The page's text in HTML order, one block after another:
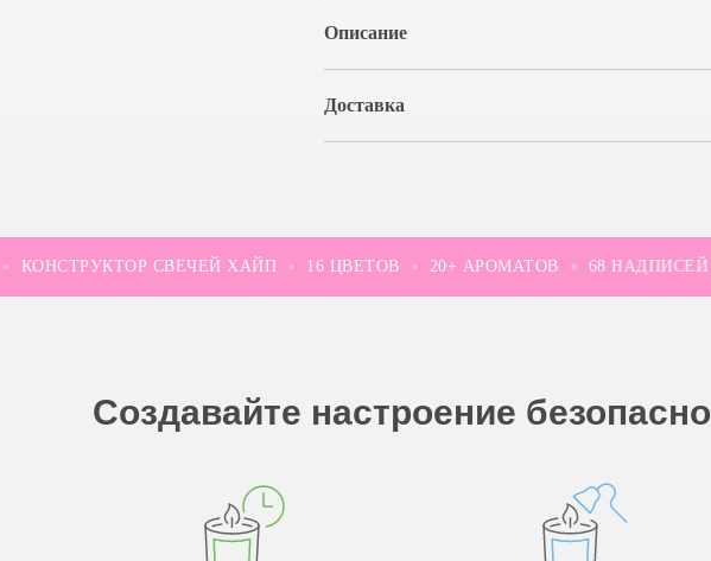
Описание
Доставка
КОНСТРУКТОР СВЕЧЕЙ ХАЙП 16 ЦВЕТОВ 20+ АРОМАТОВ 68 НАДПИСЕЙ
Создавайте настроение безопасно